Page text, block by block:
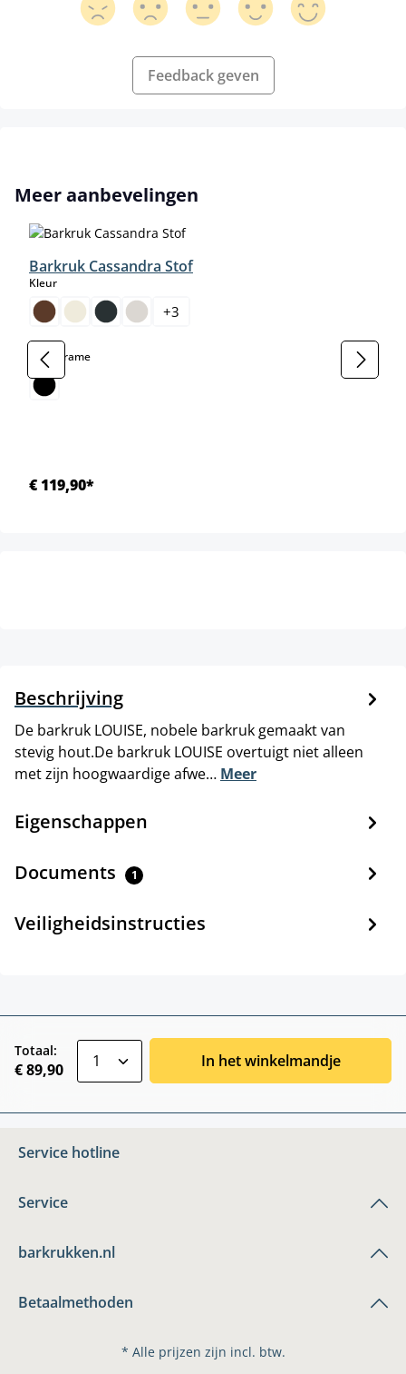
Feedback geven
Productgalerij overslaan
Meer aanbevelingen
Barkruk Cassandra Stof
Kleurselect
+3
Kleur frameselect
€ 119,90*
Beschrijving
De barkruk LOUISE, nobele barkruk gemaakt van
stevig hout.De barkruk LOUISE overtuigt niet alleen
met zijn hoogwaardige afwe… Meer
Eigenschappen
Documents 1
Veiligheidsinstructies
Totaal:
€ 89,90 In het winkelmandje
Service hotline
Service
barkrukken.nl
Betaalmethoden
* Alle prijzen zijn incl. btw.